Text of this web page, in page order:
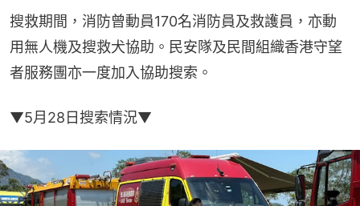
搜救期間，消防曾動員170名消防員及救護員，亦動
用無人機及搜救犬協助。民安隊及民間組織香港守望
者服務團亦一度加入協助搜索。
▼5月28日搜索情況▼